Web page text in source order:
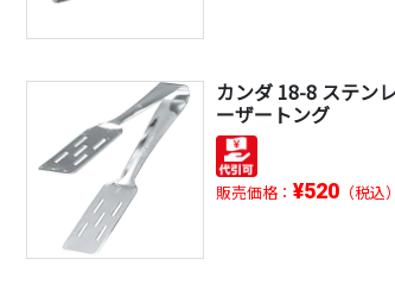
カンダ 18-8 ステン
ーザートング
販売価格： ¥520 （税込）